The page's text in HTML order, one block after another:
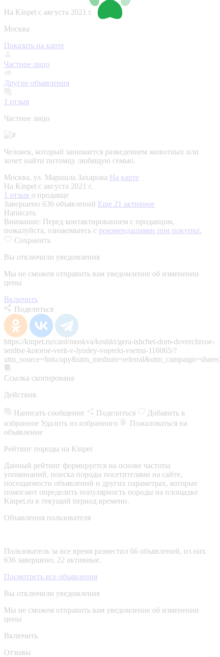
На Kinpet c августа 2021 г.
Москва
Показать на карте
Частное лицо
Другие объявления
1 отзыв
Частное лицо
Человек, который занимается разведением животных или
хочет найти питомцу любящую семью.
Москва, ул. Маршала Захарова На карте
На Kinpet c августа 2021 г.
1 отзыв о продавце
Завершено 636 объявлений Еще 21 активное
Написать
Внимание: Перед контактированием с продавцом,
пожалуйста, ознакомьтесь с рекомендациями при покупке.
Сохранить
Вы отключили уведомления
Мы не сможем отправить вам уведомление об изменении
цены
Включить
Поделиться
https://kinpet.ru/card/moskva/koshki/gera-ishchet-dom-doverchivoe-
serdtse-kotoroe-verit-v-lyudey-vopreki-vsemu-116065/?
Ссылка скопирована
Действия
Написать сообщение Поделиться
Добавить в
избранное Удалить из избранного
Пожаловаться на
объявление
Рейтинг породы на Kinpet
Данный рейтинг формируется на основе частоты
упоминаний, поиска породы посетителями на сайте,
посещаемости объявлений и других параметрах, которые
помогают определить популярность породы на площадке
Kinpet.ru в текущий период времени.
Объявления пользователя
Пользователь за все время разместил 66 объявлений, из них
636 завершено, 22 активные.
Посмотреть все объявления
Вы отключили уведомления
Мы не сможем отправить вам уведомление об изменении
цены
Включить
Отзывы